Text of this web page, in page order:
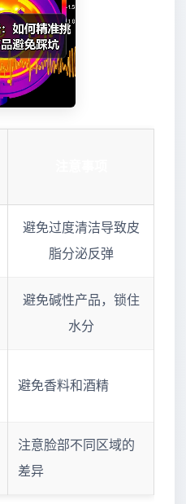
避免过度清洁导致皮
脂分泌反弹
避免碱性产品，锁住
水分
避免香料和酒精
注意脸部不同区域的
差异